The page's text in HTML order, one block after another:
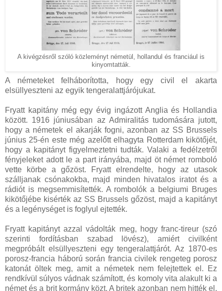
A kivégzésről szóló közleményt németül, hollandul és franciául is
kinyomtatták.
A németeket felháborította, hogy egy civil el akarta
elsüllyeszteni az egyik tengeralattjárójukat.
Fryatt kapitány még egy évig ingázott Anglia és Hollandia
között. 1916 júniusában az Admiralitás tudomására jutott,
hogy a németek el akarják fogni, azonban az SS Brussels
június 25-én este még azelőtt elhagyta Rotterdam kikötőjét,
hogy a kapitányt figyelmeztetni tudták. Valaki a fedélzetről
fényjeleket adott le a part irányába, majd öt német romboló
vette körbe a gőzöst. Fryatt elrendelte, hogy az utasok
szálljanak csónakokba, majd minden hivatalos iratot és a
rádiót is megsemmisítették. A rombolók a belgiumi Bruges
kikötőjébe kisérték az SS Brussels gőzöst, majd a kapitányt
és a legénységet is foglyul ejtették.
Fryatt kapitányt azzal vádolták meg, hogy franc-tireur (szó
szerinti fordításban szabad lövész), amiért civilként
megpróbált elsüllyeszteni egy tengeralattjárót. Az 1870-es
porosz-francia háború során francia civilek rengeteg porosz
katonát öltek meg, amit a németek nem felejtettek el. Ez
rendkívül súlyos vádnak számított, és komoly vita alakult ki a
német és a brit kormány közt. A britek azonban nem hitték el,